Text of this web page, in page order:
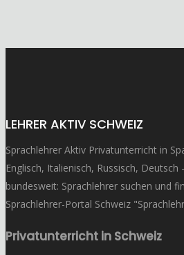
LEHRER AKTIV SCHWEIZ
Sprachlehrer Aktiv Privatunterricht in
Englisch, Italienisch, Russisch, Deutsch
bundesweit: Sprachlehrer suchen und
Sprachlehrer-Portal Schweiz
Privatunterricht in Schweiz